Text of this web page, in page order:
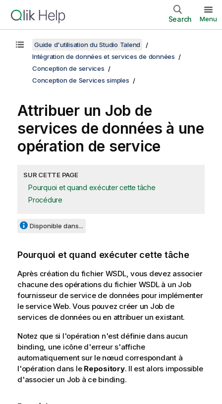
Search Menu
Guide d'utilisation du Studio Talend
Intégration de données et services de données
Conception de services
Conception de Services simples
Attribuer un Job de
services de données à une
opération de service
SUR CETTE PAGE
Pourquoi et quand exécuter cette tâche
Procédure
Disponible dans...
Pourquoi et quand exécuter cette tâche
Après création du fichier WSDL, vous devez associer
chacune des opérations du fichier WSDL à un Job
fournisseur de service de données pour implémenter
le service Web. Vous pouvez créer un Job de
services de données ou en attribuer un existant.
Notez que si l'opération n'est définie dans aucun
binding, une icône d'erreur s'affiche
automatiquement sur le nœud correspondant à
l'opération dans le Repository. Il est alors impossible
d'associer un Job à ce binding.